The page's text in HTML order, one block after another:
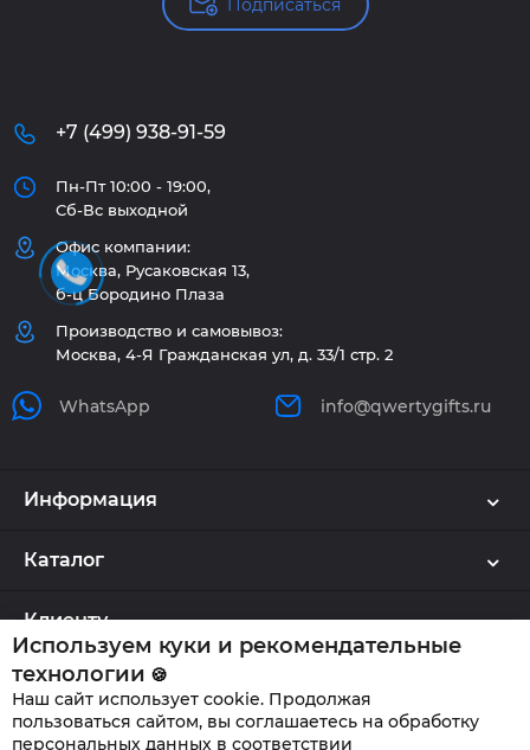
Подписаться
+7 (499) 938-91-59
Пн-Пт 10:00 - 19:00,
Сб-Вс выходной
Офис компании:
Москва, Русаковская 13,
б-ц Бородино Плаза
Производство и самовывоз:
Москва, 4-Я Гражданская ул, д. 33/1 стр. 2
WhatsApp info@qwertygifts.ru
Информация
Каталог
Клиенту
QWERTYGIFTS © 2026
Используем куки и рекомендательные
технологии 🍪
Наш сайт использует cookie. Продолжая
пользоваться сайтом, вы соглашаетесь на обработку
персональных данных в соответствии